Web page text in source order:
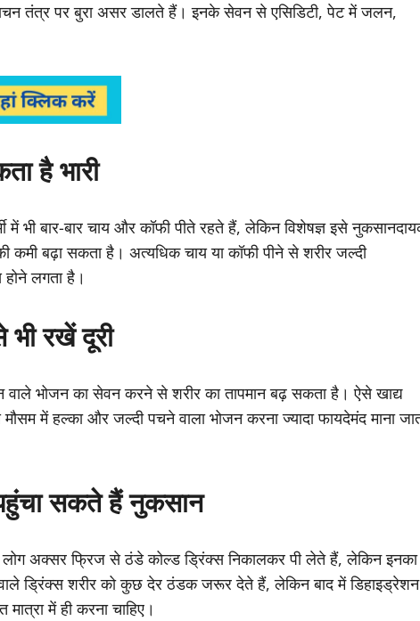
तंत्र पर बुरा असर डालते हैं। इनके सेवन से एसिडिटी, पेट में जलन,
है भारी
में भी बार-बार चाय और कॉफी पीते रहते हैं, लेकिन विशेषज्ञ इसे
कमी बढ़ा सकता है। अत्यधिक चाय या कॉफी पीने से शरीर जल्दी
लगता है।
रखें दूरी
वाले भोजन का सेवन करने से शरीर का तापमान बढ़ सकता है। ऐसे खाद्य
में हल्का और जल्दी पचने वाला भोजन करना ज्यादा फायदेमंद माना
सकते हैं नुकसान
लोग अक्सर फ्रिज से ठंडे कोल्ड ड्रिंक्स निकालकर पी लेते हैं, लेकिन इनका
ड्रिंक्स शरीर को कुछ देर ठंडक जरूर देते हैं, लेकिन बाद में डिहाइड्रेशन
में ही करना चाहिए।